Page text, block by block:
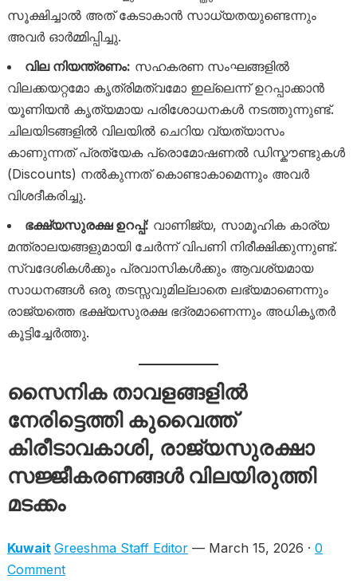
സൂക്ഷിച്ചാൽ അത് കേടാകാൻ സാധ്യതയുണ്ടെന്നും
അവർ ഓർമ്മിപ്പിച്ചു.
വില നിയന്ത്രണം: സഹകരണ സംഘങ്ങളിൽ
വിലക്കയറ്റമോ കൃത്രിമത്വമോ ഇല്ലെന്ന് ഉറപ്പാക്കാൻ
യൂണിയൻ കൃത്യമായ പരിശോധനകൾ നടത്തുന്നുണ്ട്.
ചിലയിടങ്ങളിൽ വിലയിൽ ചെറിയ വ്യത്യാസം
കാണുന്നത് പ്രത്യേക പ്രൊമോഷണൽ ഡിസ്കൗണ്ടുകൾ
(Discounts) നൽകുന്നത് കൊണ്ടാകാമെന്നും അവർ
വിശദീകരിച്ചു.
ഭക്ഷ്യസുരക്ഷ ഉറപ്പ്: വാണിജ്യ, സാമൂഹിക കാര്യ
മന്ത്രാലയങ്ങളുമായി ചേർന്ന് വിപണി നിരീക്ഷിക്കുന്നുണ്ട്.
സ്വദേശികൾക്കും പ്രവാസികൾക്കും ആവശ്യമായ
സാധനങ്ങൾ ഒരു തടസ്സവുമില്ലാതെ ലഭ്യമാണെന്നും
രാജ്യത്തെ ഭക്ഷ്യസുരക്ഷ ഭദ്രമാണെന്നും അധികൃതർ
കൂട്ടിച്ചേർത്തു.
സൈനിക താവളങ്ങളിൽ
നേരിട്ടെത്തി കുവൈത്ത്
കിരീടാവകാശി, രാജ്യസുരക്ഷാ
സജ്ജീകരണങ്ങൾ വിലയിരുത്തി
മടക്കം
Kuwait Greeshma Staff Editor— March 15, 2026 · 0
Comment